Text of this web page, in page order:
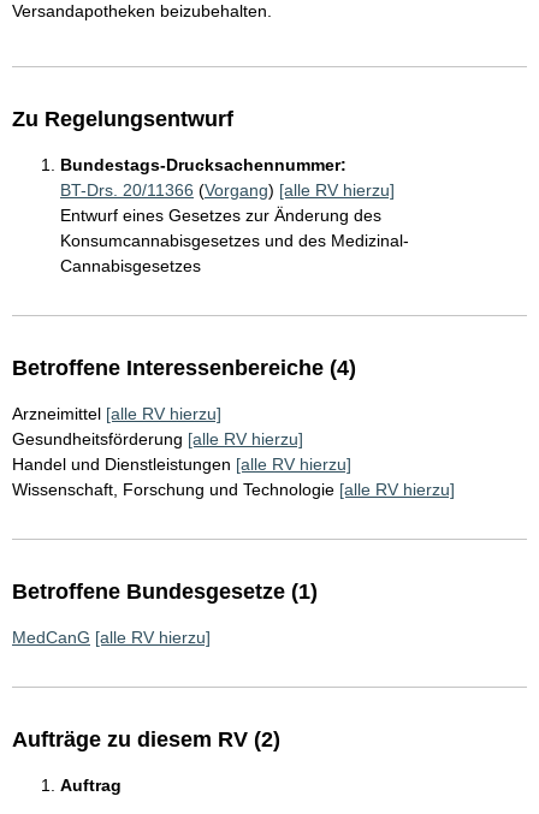
Versandapotheken beizubehalten.
Zu Regelungsentwurf
Bundestags-Drucksachennummer:
BT-Drs. 20/11366 (Vorgang) [alle RV hierzu]
Entwurf eines Gesetzes zur Änderung des
Konsumcannabisgesetzes und des Medizinal-
Cannabisgesetzes
Betroffene Interessenbereiche (4)
Arzneimittel [alle RV hierzu]
Gesundheitsförderung [alle RV hierzu]
Handel und Dienstleistungen [alle RV hierzu]
Wissenschaft, Forschung und Technologie [alle RV hierzu]
Betroffene Bundesgesetze (1)
MedCanG [alle RV hierzu]
Aufträge zu diesem RV (2)
Auftrag